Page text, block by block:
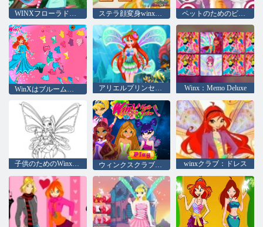
WINXフローラドレスアップ ステラ顔変身winxクラブ ペットのためのビューティーサロン
アリエルプリンセスWINXスタイル Winx：Memo Deluxe
子供のためのWinx着色 ウィンクスクラブヘアサロン winxクラブ：ドレス